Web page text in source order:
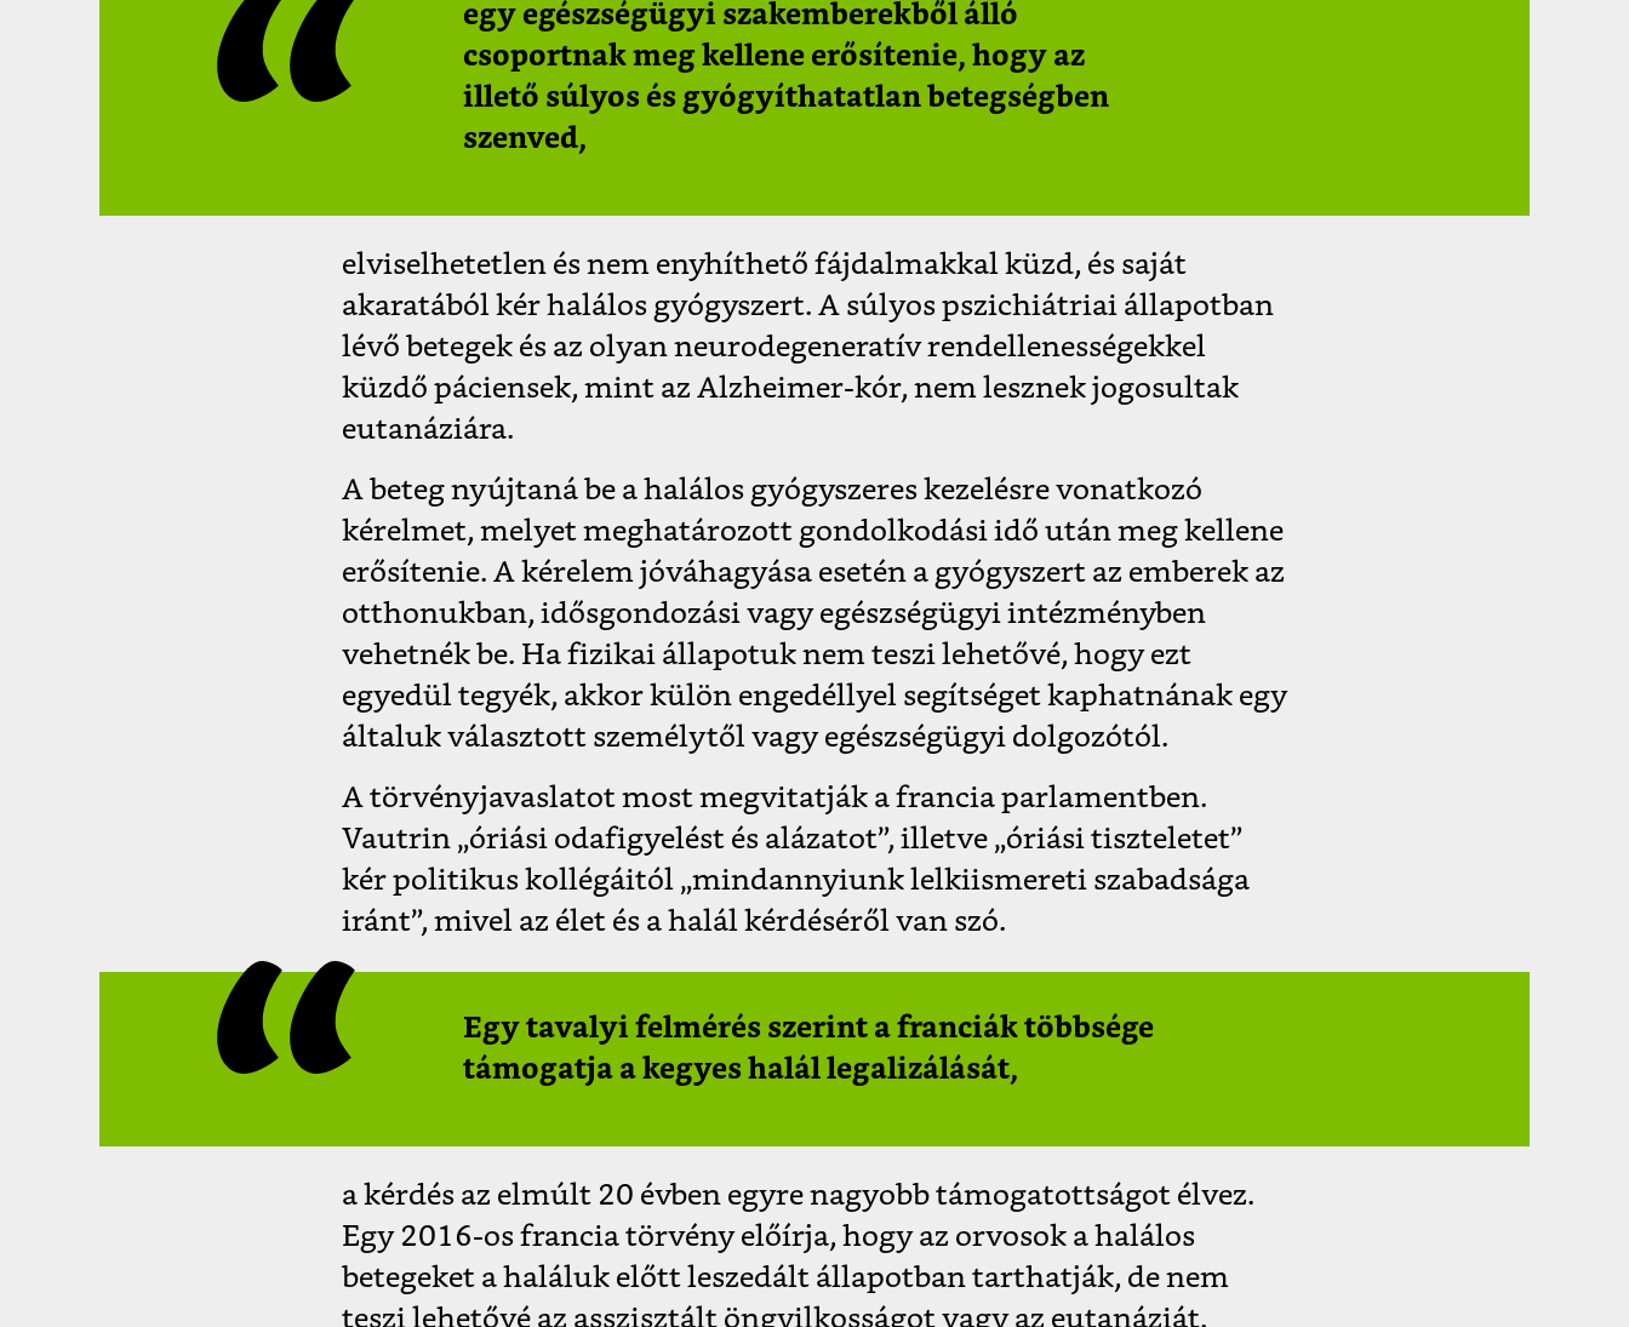
egy egészségügyi szakemberekből álló
csoportnak meg kellene erősítenie, hogy az
illető súlyos és gyógyíthatatlan betegségben
szenved,
elviselhetetlen és nem enyhíthető fájdalmakkal küzd, és saját
akaratából kér halálos gyógyszert. A súlyos pszichiátriai állapotban
lévő betegek és az olyan neurodegeneratív rendellenességekkel
küzdő páciensek, mint az Alzheimer-kór, nem lesznek jogosultak
eutanáziára.
A beteg nyújtaná be a halálos gyógyszeres kezelésre vonatkozó
kérelmet, melyet meghatározott gondolkodási idő után meg kellene
erősítenie. A kérelem jóváhagyása esetén a gyógyszert az emberek az
otthonukban, idősgondozási vagy egészségügyi intézményben
vehetnék be. Ha fizikai állapotuk nem teszi lehetővé, hogy ezt
egyedül tegyék, akkor külön engedéllyel segítséget kaphatnának egy
általuk választott személytől vagy egészségügyi dolgozótól.
A törvényjavaslatot most megvitatják a francia parlamentben.
Vautrin „óriási odafigyelést és alázatot”, illetve „óriási tiszteletet”
kér politikus kollégáitól „mindannyiunk lelkiismereti szabadsága
iránt”, mivel az élet és a halál kérdéséről van szó.
Egy tavalyi felmérés szerint a franciák többsége
támogatja a kegyes halál legalizálását,
a kérdés az elmúlt 20 évben egyre nagyobb támogatottságot élvez.
Egy 2016-os francia törvény előírja, hogy az orvosok a halálos
betegeket a haláluk előtt leszedált állapotban tarthatják, de nem
teszi lehetővé az asszisztált öngyilkosságot vagy az eutanáziát.